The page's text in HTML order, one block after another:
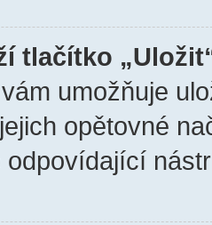
tlačítko
umožňuje
opětovné
odpovídající